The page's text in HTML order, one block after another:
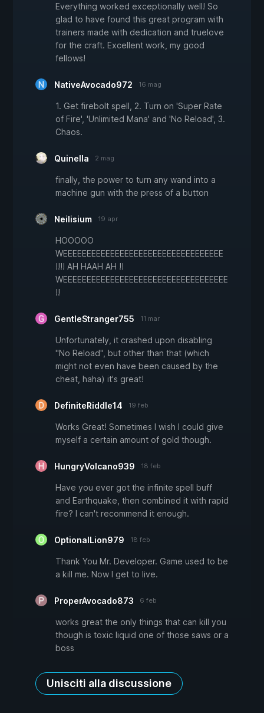
Everything worked exceptionally well! So
glad to have found this great program with
trainers made with dedication and truelove
for the craft. Excellent work, my good
fellows!
NativeAvocado972 16 mag
1. Get firebolt spell, 2. Turn on 'Super Rate
of Fire', 'Unlimited Mana' and 'No Reload', 3.
Chaos.
Quinella 2 mag
finally, the power to turn any wand into a
machine gun with the press of a button
Neilisium 19 apr
HOOOOO
WEEEEEEEEEEEEEEEEEEEEEEEEEEEEEEEEEE
!!!! AH HAAH AH !!
WEEEEEEEEEEEEEEEEEEEEEEEEEEEEEEEEEEE
!!
GentleStranger755 11 mar
Unfortunately, it crashed upon disabling
"No Reload", but other than that (which
might not even have been caused by the
cheat, haha) it's great!
DefiniteRiddle14 19 feb
Works Great! Sometimes I wish I could give
myself a certain amount of gold though.
HungryVolcano939 18 feb
Have you ever got the infinite spell buff
and Earthquake, then combined it with rapid
fire? I can't recommend it enough.
OptionalLion979 18 feb
Thank You Mr. Developer. Game used to be
a kill me. Now I get to live.
ProperAvocado873 6 feb
works great the only things that can kill you
though is toxic liquid one of those saws or a
boss
Unisciti alla discussione